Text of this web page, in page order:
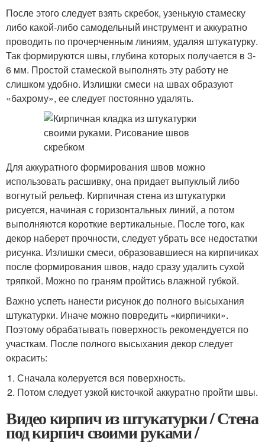
После этого следует взять скребок, узенькую стамеску
либо какой-либо самодельный инструмент и аккуратно
проводить по прочерченным линиям, удаляя штукатурку.
Так формируются швы, глубина которых получается в 3-
6 мм. Простой стамеской выполнять эту работу не
слишком удобно. Излишки смеси на швах образуют
«бахрому», ее следует постоянно удалять.
Для аккуратного формирования швов можно
использовать расшивку, она придает выпуклый либо
вогнутый рельеф. Кирпичная стена из штукатурки
рисуется, начиная с горизонтальных линий, а потом
выполняются короткие вертикальные. После того, как
декор наберет прочности, следует убрать все недостатки
рисунка. Излишки смеси, образовавшиеся на кирпичиках
после формирования швов, надо сразу удалить сухой
тряпкой. Можно по граням пройтись влажной губкой.
Важно успеть нанести рисунок до полного высыхания
штукатурки. Иначе можно повредить «кирпичики».
Поэтому обрабатывать поверхность рекомендуется по
участкам. После полного высыхания декор следует
окрасить:
Сначала колеруется вся поверхность.
Потом следует узкой кисточкой аккуратно пройти швы.
Видео кирпич из штукатурки / Стена
под кирпич своими руками /